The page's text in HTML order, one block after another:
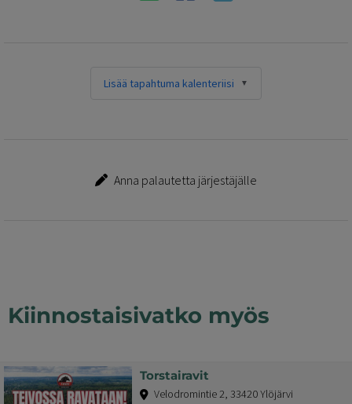
Lisää tapahtuma kalenteriisi
Anna palautetta järjestäjälle
Kiinnostaisivatko myös
Torstairavit
Velodromintie 2, 33420 Ylöjärvi